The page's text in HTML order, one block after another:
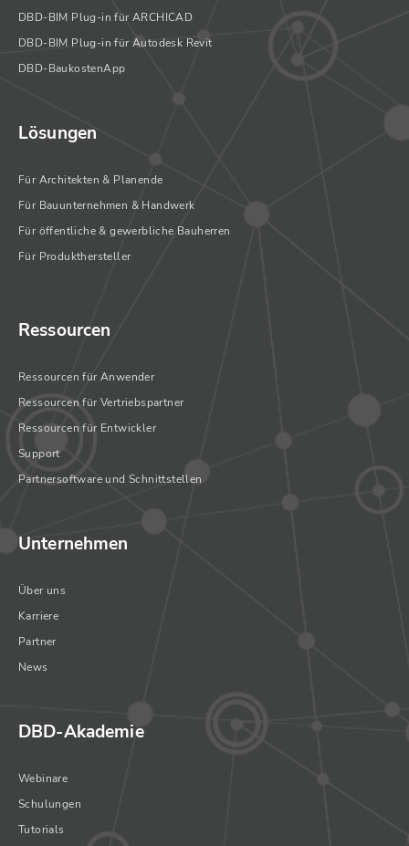
DBD-BIM Plug-in für ARCHICAD
DBD-BIM Plug-in für Autodesk Revit
DBD-BaukostenApp
Lösungen
Für Architekten & Planende
Für Bauunternehmen & Handwerk
Für öffentliche & gewerbliche Bauherren
Für Produkthersteller
Ressourcen
Ressourcen für Anwender
Ressourcen für Vertriebspartner
Ressourcen für Entwickler
Support
Partnersoftware und Schnittstellen
Unternehmen
Über uns
Karriere
Partner
News
DBD-Akademie
Webinare
Schulungen
Tutorials